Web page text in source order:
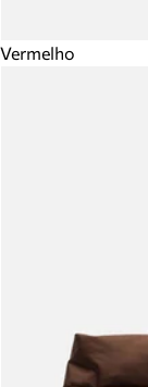
Vermelho